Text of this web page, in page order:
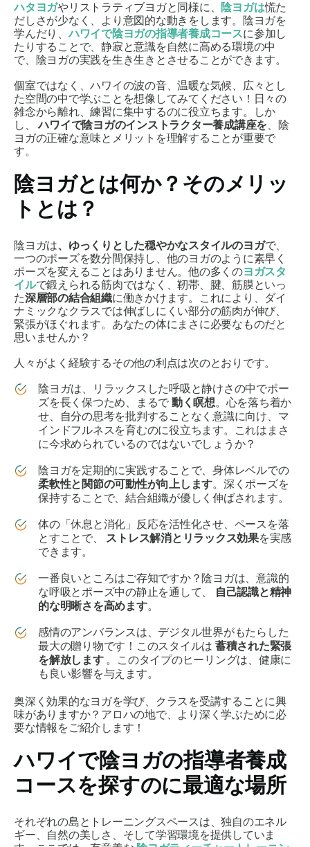
ハタヨガやリストラティブヨガと同様に、 陰ヨガは慌た
だしさが少なく、より意図的な動きをします。陰ヨガを
学んだり、ハワイで陰ヨガの指導者養成コースに参加し
たりすることで、静寂と意識を自然に高める環境の中
で、陰ヨガの実践を生き生きとさせることができます。
個室ではなく、ハワイの波の音、温暖な気候、広々とし
た空間の中で学ぶことを想像してみてください！日々の
雑念から離れ、練習に集中するのに役立ちます。しか
し、ハワイで陰ヨガのインストラクター養成講座を、陰
ヨガの正確な意味とメリットを理解することが重要で
す。
陰ヨガとは何か？そのメリッ
トとは？
陰ヨガは、ゆっくりとした穏やかなスタイルのヨガで、
一つのポーズを数分間保持し、他のヨガのように素早く
ポーズを変えることはありません。他の多くのヨガスタ
イルで鍛えられる筋肉ではなく、靭帯、腱、筋膜といっ
た深層部の結合組織に働きかけます。これにより、ダイ
ナミックなクラスでは伸ばしにくい部分の筋肉が伸び、
緊張がほぐれます。あなたの体にまさに必要なものだと
思いませんか？
人々がよく経験するその他の利点は次のとおりです。
陰ヨガは、リラックスした呼吸と静けさの中でポー
ズを長く保つため、まるで 動く瞑想。心を落ち着か
せ、自分の思考を批判することなく意識に向け、マ
インドフルネスを育むのに役立ちます。これはまさ
に今求められているのではないでしょうか？
陰ヨガを定期的に実践することで、身体レベルでの
柔軟性と関節の可動性が向上します。深くポーズを
保持することで、結合組織が優しく伸ばされます。
体の「休息と消化」反応を活性化させ、ペースを落
とすことで、
ストレス解消とリラックス効果を実感
できます。
一番良いところはご存知ですか？陰ヨガは、意識的
な呼吸とポーズ中の静止を通して、
自己認識と精神
的な明晰さを高めます。
感情のアンバランスは、デジタル世界がもたらした
最大の贈り物です！このスタイルは 蓄積された緊張
を解放します。このタイプのヒーリングは、健康に
も良い影響を与えます。
奥深く効果的なヨガを学び、クラスを受講することに興
味がありますか？アロハの地で、より深く学ぶために必
要な情報をご紹介します！
ハワイで陰ヨガの指導者養成
コースを探すのに最適な場所
それぞれの島とトレーニングスペースは、独自のエネル
ギー、自然の美しさ、そして学習環境を提供していま